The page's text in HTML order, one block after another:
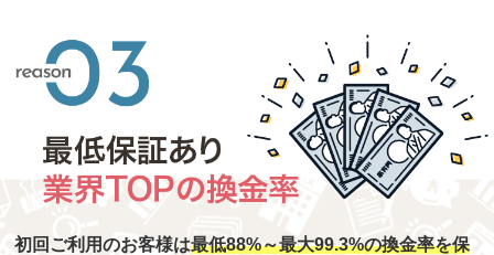
初回ご利用のお客様は最低88%～最大99.3%の換金率を保